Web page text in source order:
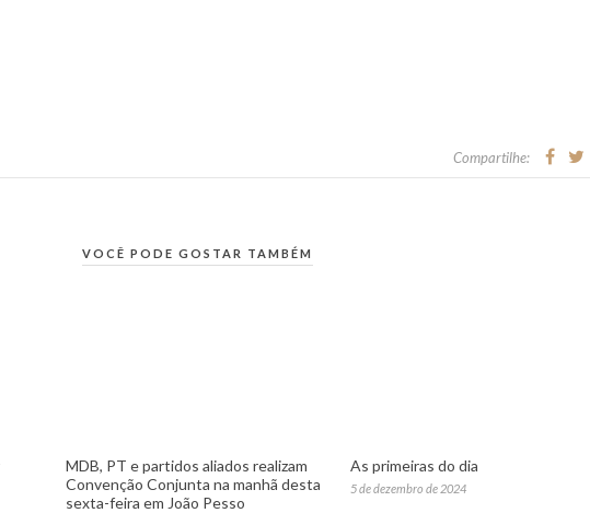
Compartilhe:
VOCÊ PODE GOSTAR TAMBÉM
MDB, PT e partidos aliados realizam
Convenção Conjunta na manhã desta
sexta-feira em João Pesso
As primeiras do dia
5 de dezembro de 2024